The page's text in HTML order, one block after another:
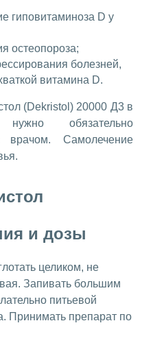
гиповитаминоза D у
остеопороза;
болезней,
витамина D.
(Dekristol) 20000 Д3 в
обязательно
врачом. Самолечение
и дозы
целиком, не
Запивать большим
питьевой
Принимать препарат по